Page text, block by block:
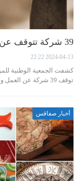
39 شركة تتوقف عن العمل وتغلق أبوابها نهائيا
2024-04-13 22:22
كشفت الجمعية الوطنية
توقف 39 شركة عن العمل وأغلقت أبوابها منذ بداية…
أخبار صفاقس